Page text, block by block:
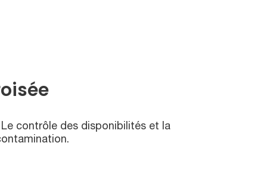
contrôle des disponibilités et la